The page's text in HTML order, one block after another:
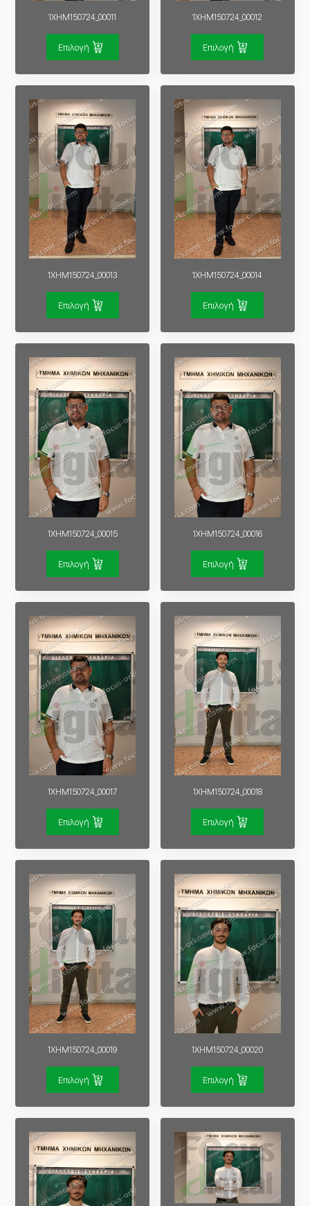
1XHM150724_00011
Επιλογή
1XHM150724_00012
Επιλογή
1XHM150724_00013
Επιλογή
1XHM150724_00014
Επιλογή
1XHM150724_00015
Επιλογή
1XHM150724_00016
Επιλογή
1XHM150724_00017
Επιλογή
1XHM150724_00018
Επιλογή
1XHM150724_00019
Επιλογή
1XHM150724_00020
Επιλογή